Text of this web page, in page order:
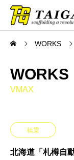
WORKS
WORKS
VMAX
橋梁
北海道「札樽自